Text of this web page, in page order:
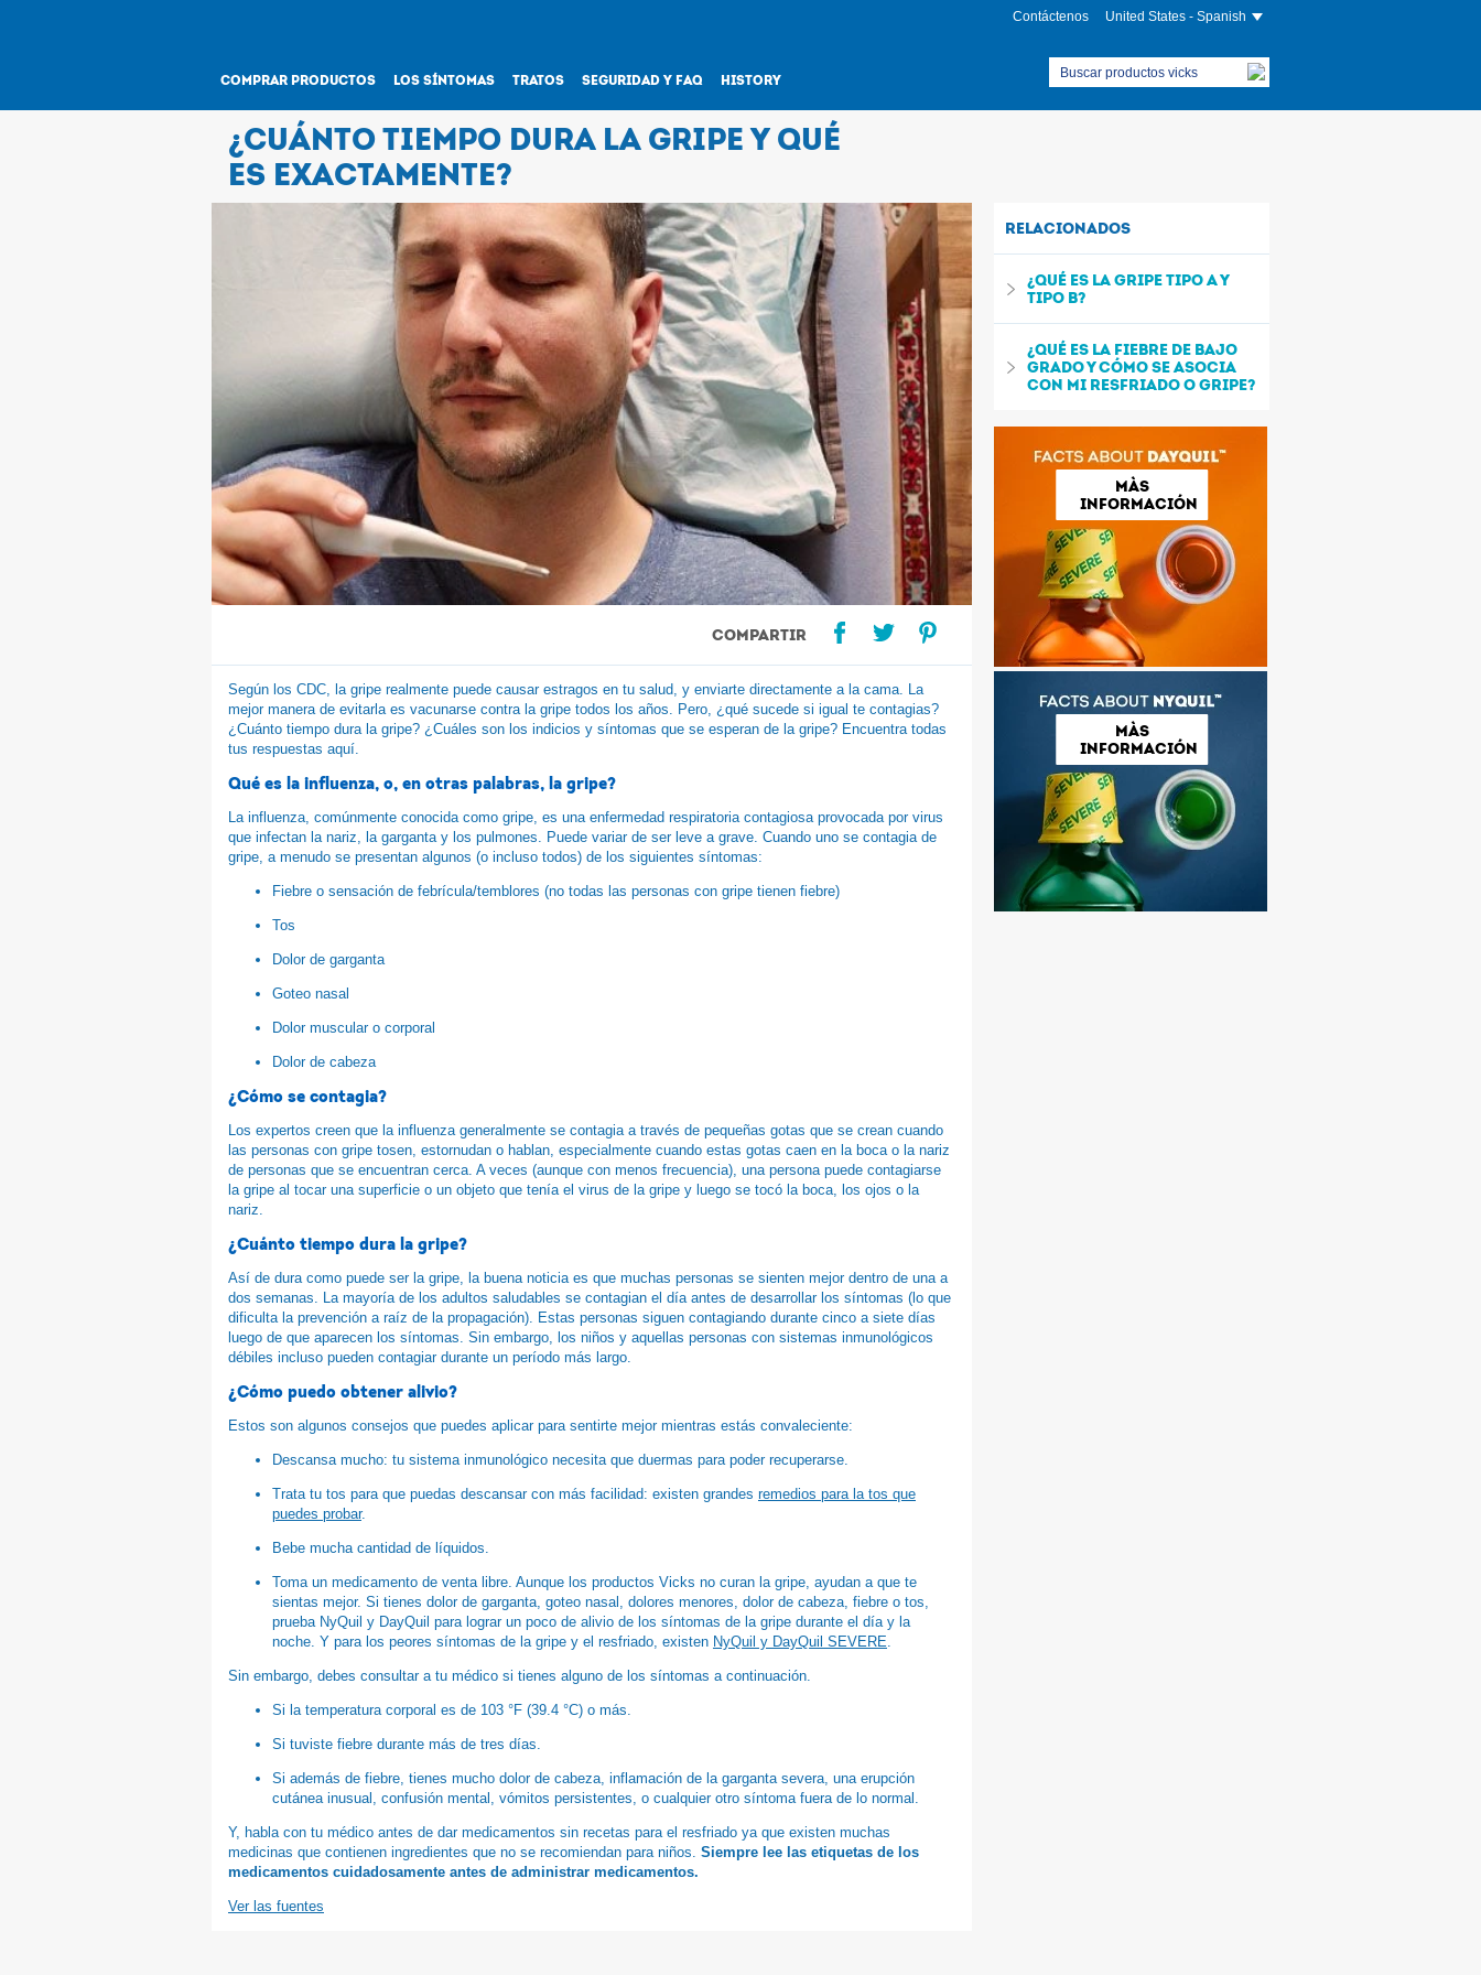
Contáctenos United States - Spanish
COMPRAR PRODUCTOS LOS SÍNTOMAS TRATOS SEGURIDAD Y FAQ HISTORY
¿CUÁNTO TIEMPO DURA LA GRIPE Y QUÉ
ES EXACTAMENTE?
COMPARTIR
Según los CDC, la gripe realmente puede causar estragos en tu salud, y enviarte directamente a la cama. La
mejor manera de evitarla es vacunarse contra la gripe todos los años. Pero, ¿qué sucede si igual te contagias?
¿Cuánto tiempo dura la gripe? ¿Cuáles son los indicios y síntomas que se esperan de la gripe? Encuentra todas
tus respuestas aquí.
Qué es la influenza, o, en otras palabras, la gripe?
La influenza, comúnmente conocida como gripe, es una enfermedad respiratoria contagiosa provocada por virus
que infectan la nariz, la garganta y los pulmones. Puede variar de ser leve a grave. Cuando uno se contagia de
gripe, a menudo se presentan algunos (o incluso todos) de los siguientes síntomas:
Fiebre o sensación de febrícula/temblores (no todas las personas con gripe tienen fiebre)
Tos
Dolor de garganta
Goteo nasal
Dolor muscular o corporal
Dolor de cabeza
¿Cómo se contagia?
Los expertos creen que la influenza generalmente se contagia a través de pequeñas gotas que se crean cuando
las personas con gripe tosen, estornudan o hablan, especialmente cuando estas gotas caen en la boca o la nariz
de personas que se encuentran cerca. A veces (aunque con menos frecuencia), una persona puede contagiarse
la gripe al tocar una superficie o un objeto que tenía el virus de la gripe y luego se tocó la boca, los ojos o la
nariz.
¿Cuánto tiempo dura la gripe?
Así de dura como puede ser la gripe, la buena noticia es que muchas personas se sienten mejor dentro de una a
dos semanas. La mayoría de los adultos saludables se contagian el día antes de desarrollar los síntomas (lo que
dificulta la prevención a raíz de la propagación). Estas personas siguen contagiando durante cinco a siete días
luego de que aparecen los síntomas. Sin embargo, los niños y aquellas personas con sistemas inmunológicos
débiles incluso pueden contagiar durante un período más largo.
¿Cómo puedo obtener alivio?
Estos son algunos consejos que puedes aplicar para sentirte mejor mientras estás convaleciente:
Descansa mucho: tu sistema inmunológico necesita que duermas para poder recuperarse.
Trata tu tos para que puedas descansar con más facilidad: existen grandes remedios para la tos que
puedes probar.
Bebe mucha cantidad de líquidos.
Toma un medicamento de venta libre. Aunque los productos Vicks no curan la gripe, ayudan a que te
sientas mejor. Si tienes dolor de garganta, goteo nasal, dolores menores, dolor de cabeza, fiebre o tos,
prueba NyQuil y DayQuil para lograr un poco de alivio de los síntomas de la gripe durante el día y la
noche. Y para los peores síntomas de la gripe y el resfriado, existen NyQuil y DayQuil SEVERE
Sin embargo, debes consultar a tu médico si tienes alguno de los síntomas a continuación.
Si la temperatura corporal es de 103 °F (39.4 °C) o más.
Si tuviste fiebre durante más de tres días.
Si además de fiebre, tienes mucho dolor de cabeza, inflamación de la garganta severa, una erupción
cutánea inusual, confusión mental, vómitos persistentes, o cualquier otro síntoma fuera de lo normal.
Y, habla con tu médico antes de dar medicamentos sin recetas para el resfriado ya que existen muchas
medicinas que contienen ingredientes que no se recomiendan para niños. Siempre lee las etiquetas de los
medicamentos cuidadosamente antes de administrar medicamentos.
Ver las fuentes
RELACIONADOS
¿QUÉ ES LA GRIPE TIPO A Y
TIPO B?
¿QUÉ ES LA FIEBRE DE BAJO
GRADO Y CÓMO SE ASOCIA
CON MI RESFRIADO O GRIPE?
MÀS
INFORMACIÓN
MÀS
INFORMACIÓN